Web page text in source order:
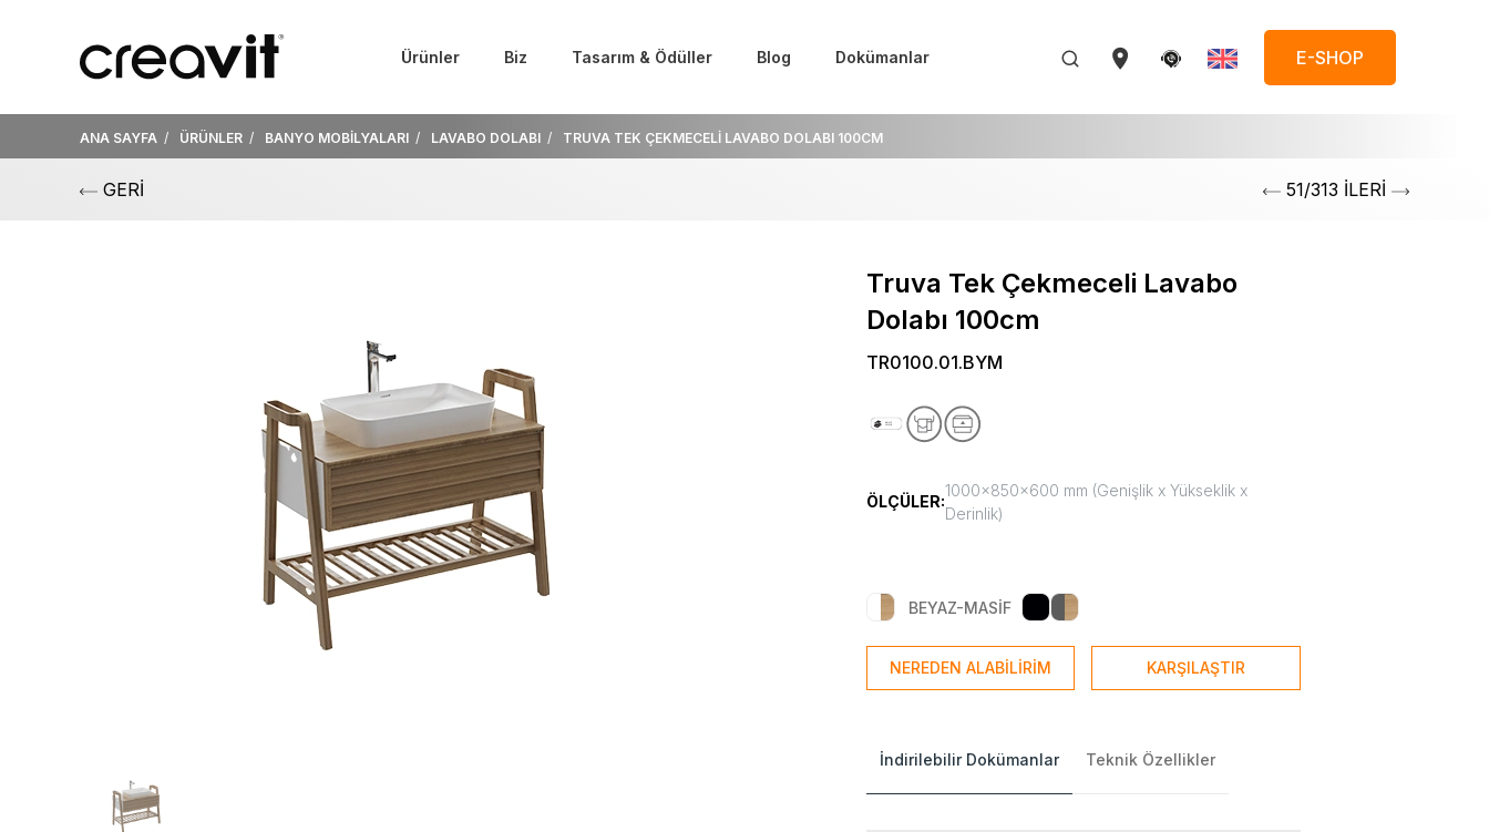
Ürünler Biz Tasarım & Ödüller Blog Dokümanlar E-SHOP
ANA SAYFA ÜRÜNLER BANYO MOBİLYALARI LAVABO DOLABI TRUVA TEK ÇEKMECELİ LAVABO DOLABI 100CM
GERİ 51/313 İLERİ
Truva Tek Çekmeceli Lavabo
Dolabı 100cm
TR0100.01.BYM
ÖLÇÜLER:
1000x850x600 mm (Genişlik x Yükseklik x
Derinlik)
BEYAZ-MASİF
NEREDEN ALABİLİRİM KARŞILAŞTIR
İndirilebilir Dokümanlar Teknik Özellikler